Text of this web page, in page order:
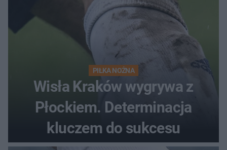
PIŁKA NOŻNA
Wisła Kraków wygrywa z
Płockiem. Determinacja
kluczem do sukcesu